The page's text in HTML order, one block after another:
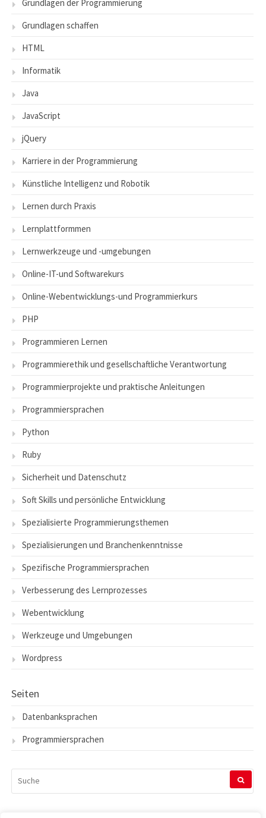
Grundlagen der Programmierung
Grundlagen schaffen
HTML
Informatik
Java
JavaScript
jQuery
Karriere in der Programmierung
Künstliche Intelligenz und Robotik
Lernen durch Praxis
Lernplattformmen
Lernwerkzeuge und -umgebungen
Online-IT-und Softwarekurs
Online-Webentwicklungs-und Programmierkurs
PHP
Programmieren Lernen
Programmierethik und gesellschaftliche Verantwortung
Programmierprojekte und praktische Anleitungen
Programmiersprachen
Python
Ruby
Sicherheit und Datenschutz
Soft Skills und persönliche Entwicklung
Spezialisierte Programmierungsthemen
Spezialisierungen und Branchenkenntnisse
Spezifische Programmiersprachen
Verbesserung des Lernprozesses
Webentwicklung
Werkzeuge und Umgebungen
Wordpress
Seiten
Datenbanksprachen
Programmiersprachen
NACH: